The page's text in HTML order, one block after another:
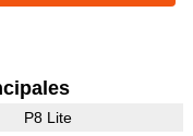
P8 Lite